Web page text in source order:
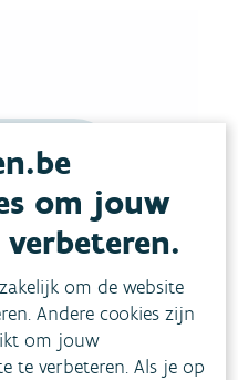
pdf
om jouw
om de website
Andere cookies zijn
om jouw
te verbeteren. Als je op